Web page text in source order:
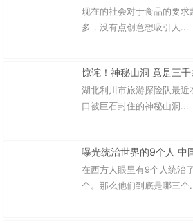
现在的社会对于食品的要
多，没有点创意想吸引人...
惊诧！神秘山洞 竟是三
湖北利川市旅游探险队最近
口被巨石封住的神秘山洞...
曝光统治世界的9个人 中
在西方人眼里有9个人统治
个。那么他们到底是哪三个